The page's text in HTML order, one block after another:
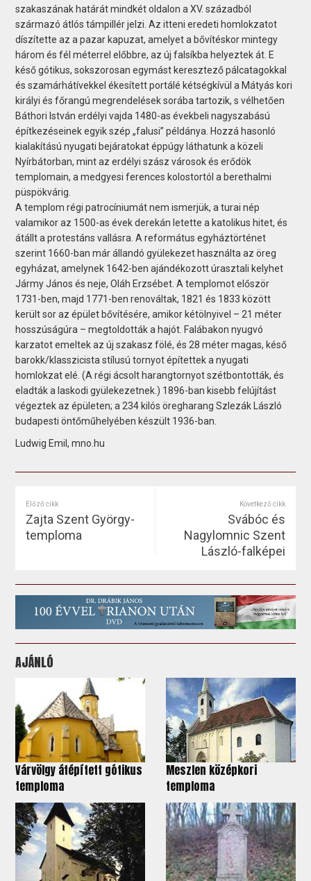
szakaszának határát mindkét oldalon a XV. századból
származó átlós támpillér jelzi. Az itteni eredeti homlokzatot
díszítette az a pazar kapuzat, amelyet a bővítéskor mintegy
három és fél méterrel előbbre, az új falsíkba helyeztek át. E
késő gótikus, sokszorosan egymást keresztező pálcatagokkal
és szamárhátívekkel ékesített portálé kétségkívül a Mátyás kori
királyi és főrangú megrendelések sorába tartozik, s vélhetően
Báthori István erdélyi vajda 1480-as évekbeli nagyszabású
építkezéseinek egyik szép „falusi” példánya. Hozzá hasonló
kialakítású nyugati bejáratokat éppúgy láthatunk a közeli
Nyírbátorban, mint az erdélyi szász városok és erődök
templomain, a medgyesi ferences kolostortól a berethalmi
püspökvárig.
A templom régi patrocíniumát nem ismerjük, a turai nép
valamikor az 1500-as évek derekán letette a katolikus hitet, és
átállt a protestáns vallásra. A református egyháztörténet
szerint 1660-ban már állandó gyülekezet használta az öreg
egyházat, amelynek 1642-ben ajándékozott úrasztali kelyhet
Jármy János és neje, Oláh Erzsébet. A templomot először
1731-ben, majd 1771-ben renováltak, 1821 és 1833 között
került sor az épület bővítésére, amikor kétölnyivel – 21 méter
hosszúságúra – megtoldották a hajót. Falábakon nyugvó
karzatot emeltek az új szakasz fölé, és 28 méter magas, késő
barokk/klasszicista stílusú tornyot építettek a nyugati
homlokzat elé. (A régi ácsolt harangtornyot szétbontották, és
eladták a laskodi gyülekezetnek.) 1896-ban kisebb felújítást
végeztek az épületen; a 234 kilós öregharang Szlezák László
budapesti öntőműhelyében készült 1936-ban.
Ludwig Emil, mno.hu
Előző cikk
Zajta Szent György-
temploma
Következő cikk
Svábóc és
Nagylomnic Szent
László-falképei
AJÁNLÓ
Várvölgy átépített gótikus
temploma
Meszlen középkori
temploma